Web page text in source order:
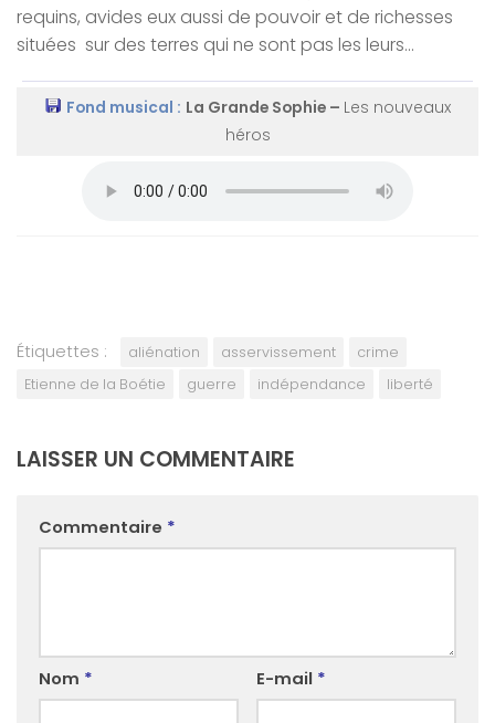
requins, avides eux aussi de pouvoir et de richesses
situées sur des terres qui ne sont pas les leurs…
Fond musical : La Grande Sophie – Les nouveaux
héros
Étiquettes : aliénation asservissement
crime
Etienne de la Boétie
guerre indépendance liberté
LAISSER UN COMMENTAIRE
Commentaire *
Nom * E-mail *